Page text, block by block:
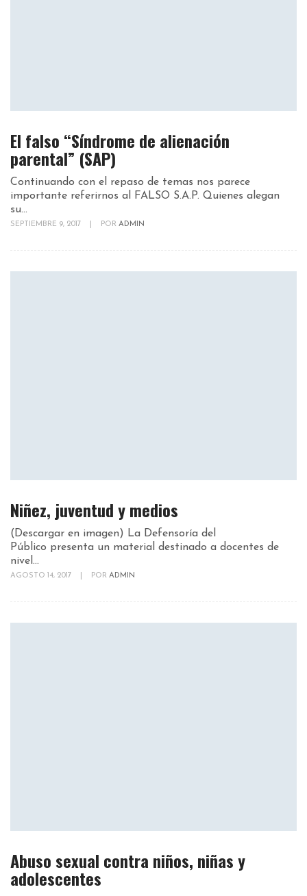
El falso “Síndrome de alienación
parental” (SAP)
Continuando con el repaso de temas nos parece
importante referirnos al FALSO S.A.P. Quienes alegan
su...
SEPTIEMBRE 9, 2017 POR ADMIN
Niñez, juventud y medios
(Descargar en imagen) La Defensoría del
Público presenta un material destinado a docentes de
nivel...
AGOSTO 14, 2017 POR ADMIN
Abuso sexual contra niños, niñas y
adolescentes